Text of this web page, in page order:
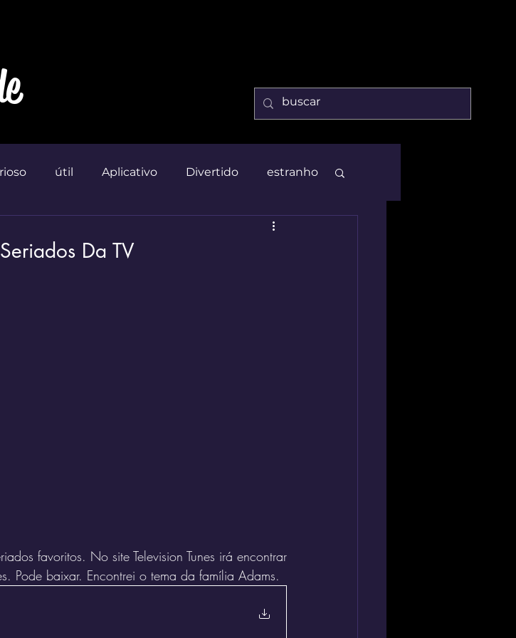
útil Aplicativo Divertido estranho
Da TV
favoritos. No site Television Tunes irá encontrar
Pode baixar. Encontrei o tema da família Adams.